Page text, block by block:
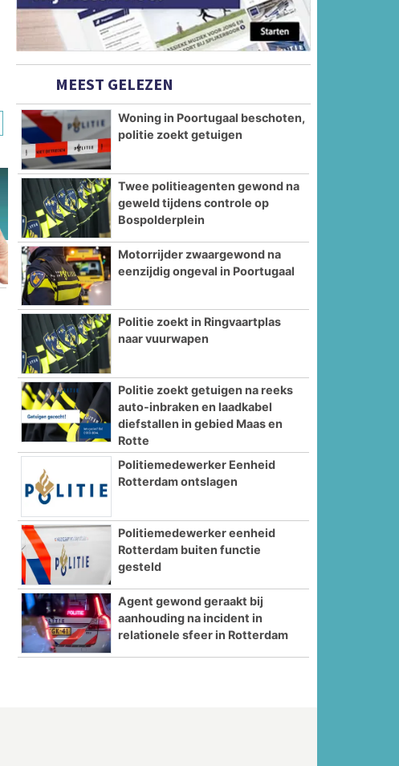
MEEST GELEZEN
Woning in Poortugaal beschoten,
politie zoekt getuigen
Twee politieagenten gewond na
geweld tijdens controle op
Bospolderplein
Motorrijder zwaargewond na
eenzijdig ongeval in Poortugaal
Politie zoekt in Ringvaartplas
naar vuurwapen
Politie zoekt getuigen na reeks
auto-inbraken en laadkabel
diefstallen in gebied Maas en
Rotte
Politiemedewerker Eenheid
Rotterdam ontslagen
Politiemedewerker eenheid
Rotterdam buiten functie
gesteld
Agent gewond geraakt bij
aanhouding na incident in
relationele sfeer in Rotterdam